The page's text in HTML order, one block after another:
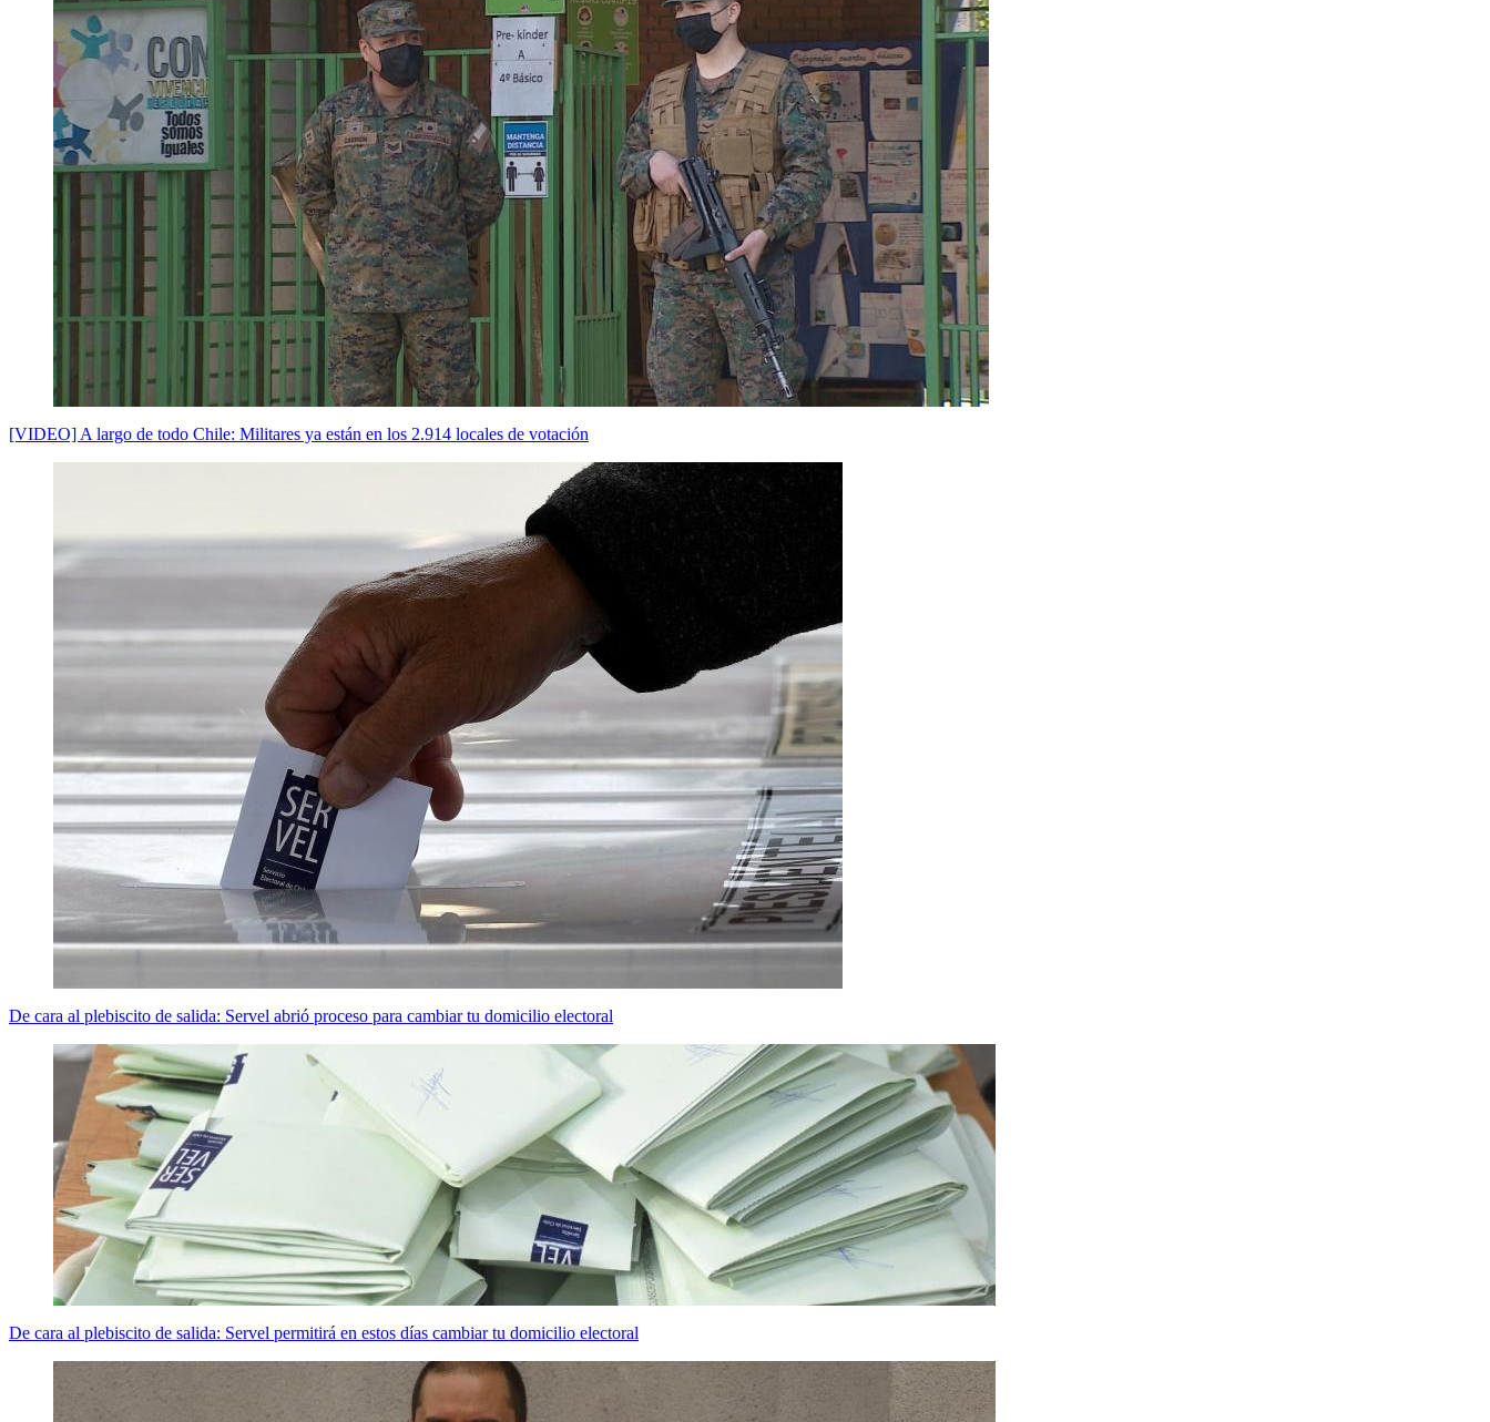
[VIDEO] A largo de todo Chile: Militares ya están en los 2.914 locales de votación
De cara al plebiscito de salida: Servel abrió proceso para cambiar tu domicilio electoral
De cara al plebiscito de salida: Servel permitirá en estos días cambiar tu domicilio electoral